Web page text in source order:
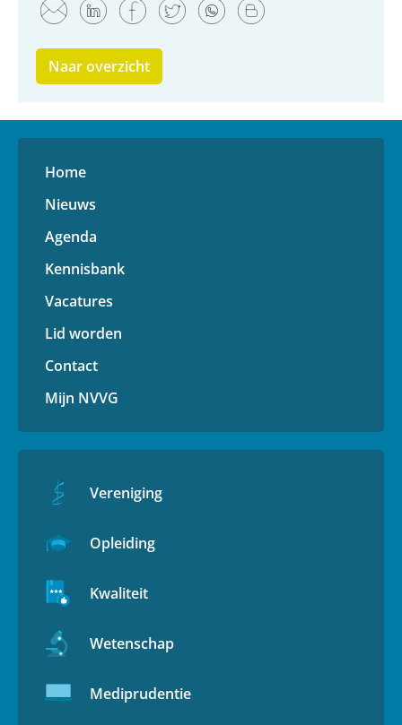
Naar overzicht
Home
Nieuws
Agenda
Kennisbank
Vacatures
Lid worden
Contact
Mijn NVVG
Vereniging
Opleiding
Kwaliteit
Wetenschap
Mediprudentie